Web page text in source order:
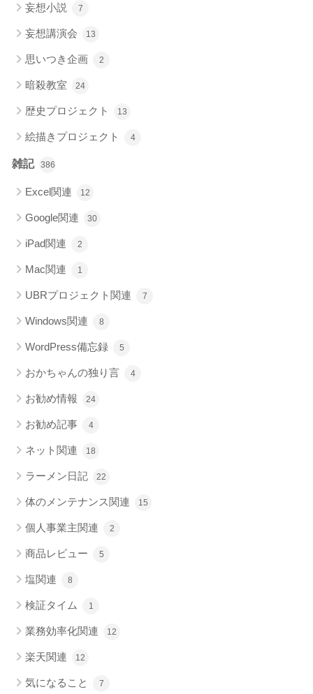
妄想小説 7
妄想講演会 13
思いつき企画 2
暗殺教室 24
歴史プロジェクト 13
絵描きプロジェクト 4
雑記 386
Excel関連 12
Google関連 30
iPad関連 2
Mac関連 1
UBRプロジェクト関連 7
Windows関連 8
WordPress備忘録 5
おかちゃんの独り言 4
お勧め情報 24
お勧め記事 4
ネット関連 18
ラーメン日記 22
体のメンテナンス関連 15
個人事業主関連 2
商品レビュー 5
塩関連 8
検証タイム 1
業務効率化関連 12
楽天関連 12
気になること 7